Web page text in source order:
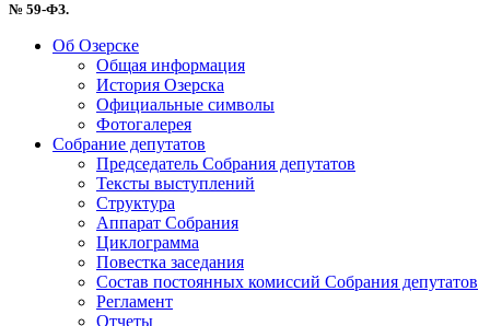
№ 59-ФЗ.
Об Озерске
Общая информация
История Озерска
Официальные символы
Фотогалерея
Собрание депутатов
Председатель Собрания депутатов
Тексты выступлений
Структура
Аппарат Собрания
Циклограмма
Повестка заседания
Состав постоянных комиссий Собрания депутатов
Регламент
Отчеты